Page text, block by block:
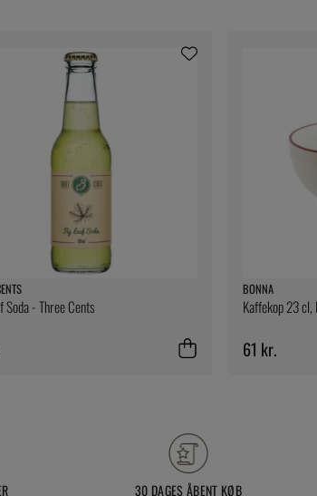
Soda - Three Cents
BONNA
Kaffekop 23 cl,
61 kr.
30 DAGES ÅBENT KØB